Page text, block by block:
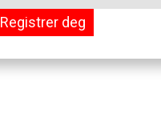
Registrer deg